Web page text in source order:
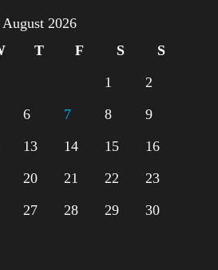
August 2026
T F S
S
1
2
6 7 8
9
13 14 15
16
20 21 22
23
27 28 29
30